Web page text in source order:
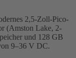
2,5-Zoll-Pico-
(Amston Lake, 2-
und 128 GB
9–36 V DC.